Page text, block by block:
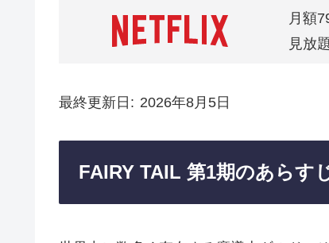
月額
見放題
最終更新日 2026年8月5日
FAIRY TAIL 第1期のあらす